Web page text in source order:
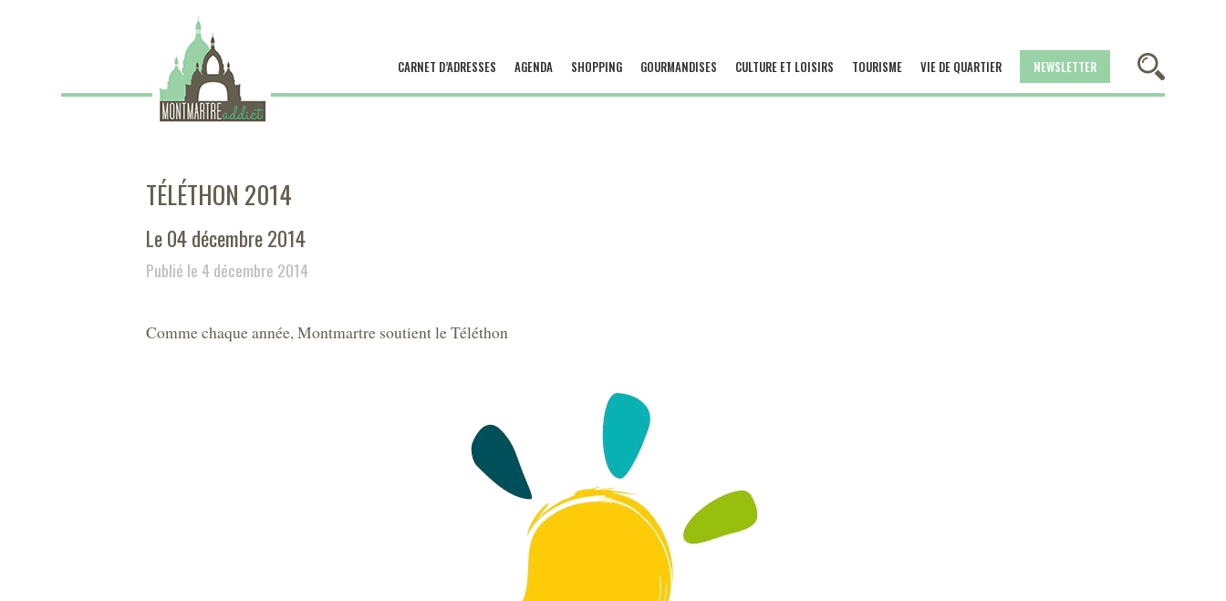
CARNET D’ADRESSES AGENDA SHOPPING GOURMANDISES CULTURE ET LOISIRS TOURISME VIE DE QUARTIER NEWSLETTER
TÉLÉTHON 2014
Le 04 décembre 2014
Publié le 4 décembre 2014
Comme chaque année, Montmartre soutient le Téléthon